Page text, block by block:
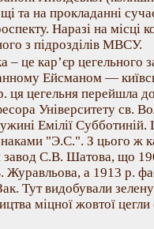
та на прокладанні
Наразі на місці
з підрозділів МВСУ.
– це кар’єр цегельного
Ейсманом —
ця цегельня перейшла
Університету св.
Емілії Субботиній.
"Э.С.". З цього ж
завод С.В. Шатова, що
а 1913 р.
Тут видобували
міцної жовтої